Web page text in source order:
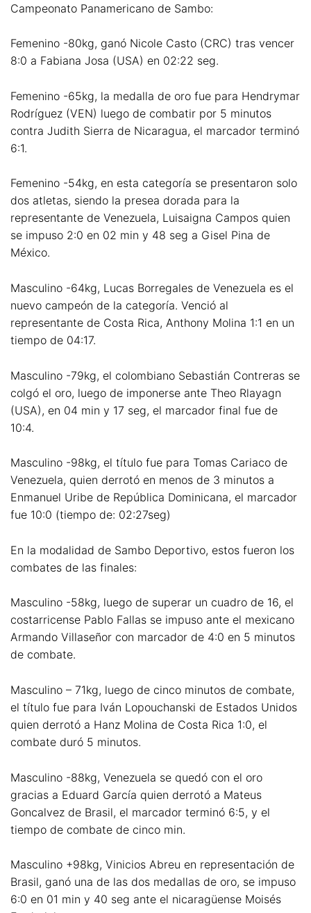
Campeonato Panamericano de Sambo:
Femenino -80kg, ganó Nicole Casto (CRC) tras vencer
8:0 a Fabiana Josa (USA) en 02:22 seg.
Femenino -65kg, la medalla de oro fue para Hendrymar
Rodríguez (VEN) luego de combatir por 5 minutos
contra Judith Sierra de Nicaragua, el marcador terminó
6:1.
Femenino -54kg, en esta categoría se presentaron solo
dos atletas, siendo la presea dorada para la
representante de Venezuela, Luisaigna Campos quien
se impuso 2:0 en 02 min y 48 seg a Gisel Pina de
México.
Masculino -64kg, Lucas Borregales de Venezuela es el
nuevo campeón de la categoría. Venció al
representante de Costa Rica, Anthony Molina 1:1 en un
tiempo de 04:17.
Masculino -79kg, el colombiano Sebastián Contreras se
colgó el oro, luego de imponerse ante Theo Rlayagn
(USA), en 04 min y 17 seg, el marcador final fue de
10:4.
Masculino -98kg, el título fue para Tomas Cariaco de
Venezuela, quien derrotó en menos de 3 minutos a
Enmanuel Uribe de República Dominicana, el marcador
fue 10:0 (tiempo de: 02:27seg)
En la modalidad de Sambo Deportivo, estos fueron los
combates de las finales:
Masculino -58kg, luego de superar un cuadro de 16, el
costarricense Pablo Fallas se impuso ante el mexicano
Armando Villaseñor con marcador de 4:0 en 5 minutos
de combate.
Masculino – 71kg, luego de cinco minutos de combate,
el título fue para Iván Lopouchanski de Estados Unidos
quien derrotó a Hanz Molina de Costa Rica 1:0, el
combate duró 5 minutos.
Masculino -88kg, Venezuela se quedó con el oro
gracias a Eduard García quien derrotó a Mateus
Goncalvez de Brasil, el marcador terminó 6:5, y el
tiempo de combate de cinco min.
Masculino +98kg, Vinicios Abreu en representación de
Brasil, ganó una de las dos medallas de oro, se impuso
6:0 en 01 min y 40 seg ante el nicaragüense Moisés